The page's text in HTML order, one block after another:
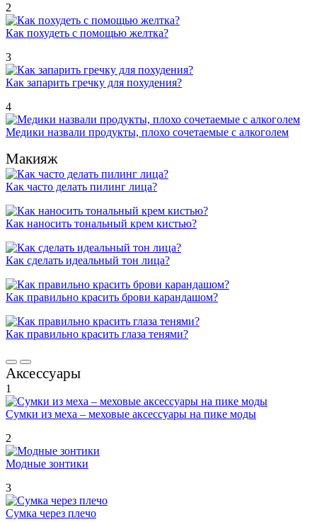
2
Как похудеть с помощью желтка?
3
Как запарить гречку для похудения?
4
Медики назвали продукты, плохо сочетаемые с алкоголем
Макияж
Как часто делать пилинг лица?
Как наносить тональный крем кистью?
Как сделать идеальный тон лица?
Как правильно красить брови карандашом?
Как правильно красить глаза тенями?
Аксессуары
1
Сумки из меха – меховые аксессуары на пике моды
2
Модные зонтики
3
Сумка через плечо